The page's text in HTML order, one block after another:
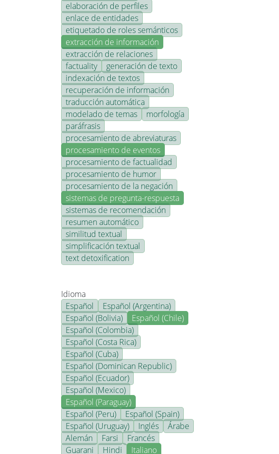
elaboración de perfiles
enlace de entidades
etiquetado de roles semánticos
extracción de información
extracción de relaciones
factuality
generación de texto
indexación de textos
recuperación de información
traducción automática
modelado de temas
morfología
paráfrasis
procesamiento de abreviaturas
procesamiento de eventos
procesamiento de factualidad
procesamiento de humor
procesamiento de la negación
sistemas de pregunta-respuesta
sistemas de recomendación
resumen automático
similitud textual
simplificación textual
text detoxification
Idioma
Español
Español (Argentina)
Español (Bolivia)
Español (Chile)
Español (Colombia)
Español (Costa Rica)
Español (Cuba)
Español (Dominican Republic)
Español (Ecuador)
Español (Mexico)
Español (Paraguay)
Español (Peru)
Español (Spain)
Español (Uruguay)
Inglés
Árabe
Alemán
Farsi
Francés
Guarani
Hindi
Italiano